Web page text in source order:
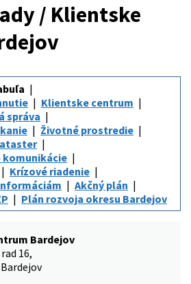
/ Klientske
Klientske centrum
správa
Životné prostredie
komunikácie
Krízové riadenie
Akčný plán
Plán rozvoja okresu Bardejov
Bardejov
16,